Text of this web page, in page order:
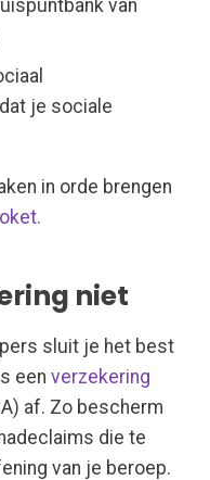
van
je sociale
in orde brengen
niet
sluit je het best
een verzekering
af. Zo bescherm
die te
van je beroep.